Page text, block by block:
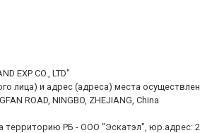
EXP CO., LTD"
лица) и адрес (адреса) места
ROAD, NINGBO, ZHEJIANG, China
РБ - ООО "Эскатэл", юр.адрес: